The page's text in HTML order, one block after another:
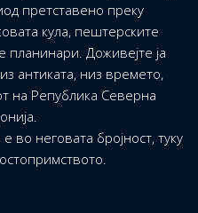
претставено преку
кула, пештерските
планинари. Доживејте ја
антиката, низ времето,
на Република Северна
во неговата бројност, туку